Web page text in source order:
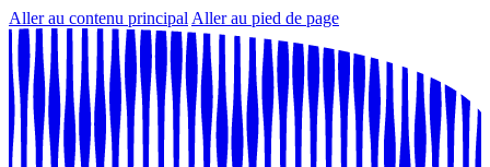
Aller au contenu principal Aller au pied de page